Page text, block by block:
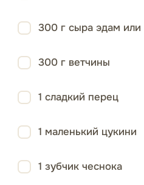
300 г сыра эдам или
300 г ветчины
1 сладкий перец
1 маленький цукини
1 зубчик чеснока